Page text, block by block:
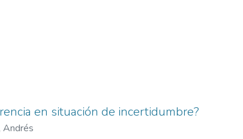
en situación de incertidumbre?
Andrés